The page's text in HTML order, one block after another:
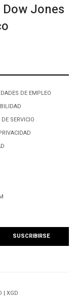
Jones
DE EMPLEO
SERVICIO
| XGD